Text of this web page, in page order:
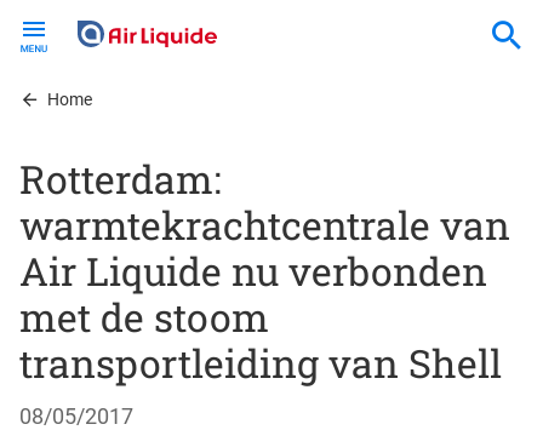
contentHome
Rotterdam:
warmtekrachtcentrale van
Air Liquide nu verbonden
met de stoom
transportleiding van Shell
08/05/2017